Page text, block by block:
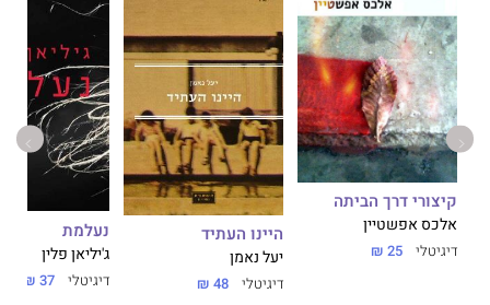
קיצורי דרך הביתה
אלכס אפשטיין
דיגיטלי 25 ₪
היינו העתיד
יעל נאמן
דיגיטלי 48 ₪
נעלמת
ג'יליאן פלין
דיגיטלי 37 ₪